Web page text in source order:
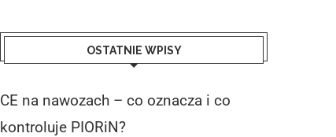
OSTATNIE WPISY
CE na nawozach – co oznacza i co
kontroluje PIORiN?